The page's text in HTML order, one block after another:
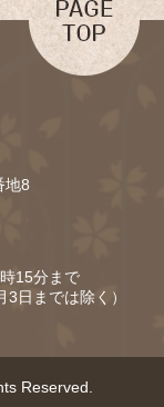
地8
15分まで
日までは除く）
Reserved.